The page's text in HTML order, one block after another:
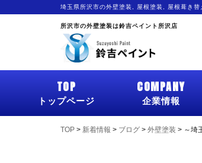
埼玉県所沢市の外壁塗装, 屋根塗装, 屋根葺き
所沢市の外壁塗装は鈴吉ペイント所沢店
TOP
トップページ
COMPANY
企業情報
TOP > 新着情報 > ブログ > 外壁塗装 > ～埼